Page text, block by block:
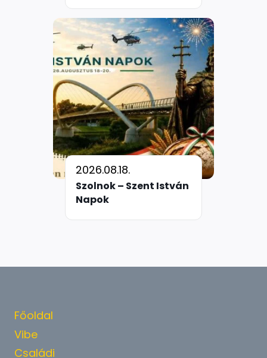
2026.08.18.
Szolnok – Szent István
Napok
Főoldal
Vibe
Családi